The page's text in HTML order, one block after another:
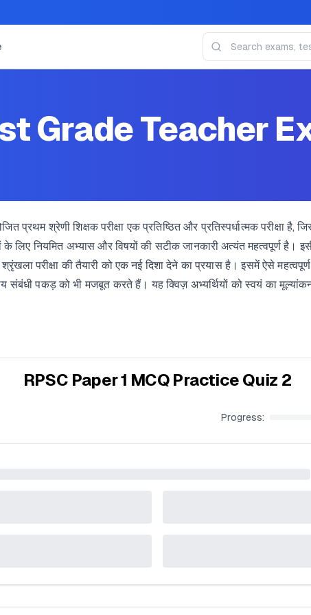
Grade Teacher
प्रथम श्रेणी शिक्षक परीक्षा एक प्रतिष्ठित और प्रतिस्पर्धात्मक परीक्षा
के लिए नियमित अभ्यास और विषयों की सटीक जानकारी अत्यंत महत्वपूर्ण
परीक्षा की तैयारी को एक नई दिशा देने का प्रयास है। इसमें ऐसे
संबंधी पकड़ को भी मजबूत करते हैं। यह क्विज़ अभ्यर्थियों को स्वयं का
RPSC Paper 1 MCQ Practice Quiz 2
Progress: